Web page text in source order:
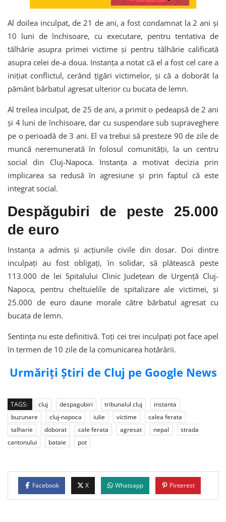
Al doilea inculpat, de 21 de ani, a fost condamnat la 2 ani și
10 luni de închisoare, cu executare, pentru tentativa de
tâlhărie asupra primei victime și pentru tâlhărie calificată
asupra celei de-a doua. Instanța a notat că el a fost cel care a
inițiat conflictul, cerând țigări victimelor, și că a doborât la
pământ bărbatul agresat ulterior cu bucata de lemn.
Al treilea inculpat, de 25 de ani, a primit o pedeapsă de 2 ani
și 4 luni de închisoare, dar cu suspendare sub supraveghere
pe o perioadă de 3 ani. El va trebui să presteze 90 de zile de
muncă neremunerată în folosul comunității, la un centru
social din Cluj-Napoca. Instanța a motivat decizia prin
implicarea sa redusă în agresiune și prin faptul că este
integrat social.
Despăgubiri de peste 25.000
de euro
Instanța a admis și acțiunile civile din dosar. Doi dintre
inculpați au fost obligați, în solidar, să plătească peste
113.000 de lei Spitalului Clinic Județean de Urgență Cluj-
Napoca, pentru cheltuielile de spitalizare ale victimei, și
25.000 de euro daune morale către bărbatul agresat cu
bucata de lemn.
Sentința nu este definitivă. Toți cei trei inculpați pot face apel
în termen de 10 zile de la comunicarea hotărârii.
Urmăriți Știri de Cluj pe Google News
TAGS: cluj despagubiri tribunalul cluj
instanta
buzunare
cluj-napoca iulie victime
calea ferata
talharie
doborat cale ferata agresat nepal
strada
cantonului
bataie pot
Facebook X Whatsapp Pinterest